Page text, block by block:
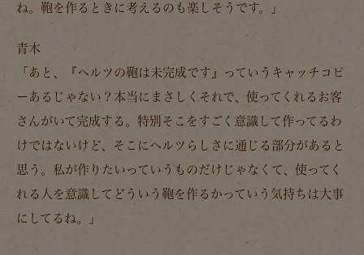
ね。鞄を作るときに考えるのも楽しそうです。」
青木
「あと、
『ヘルツの鞄は未完成です』
っていうキャッチコピ
ーあるじゃない？本当にまさしくそれで、使ってくれるお客
さんがいて完成する。特別そこをすごく意識して作ってるわ
けではないけど、そこにヘルツらしさに通じる部分があると
思う。私が作りたいっていうものだけじゃなくて、使ってく
れる人を意識してどういう鞄を作るかっていう気持ちは大事
にしてるね。」